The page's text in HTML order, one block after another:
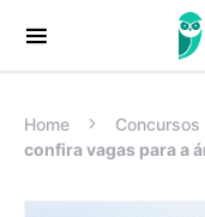
Procurar:
Home
confira vagas para a